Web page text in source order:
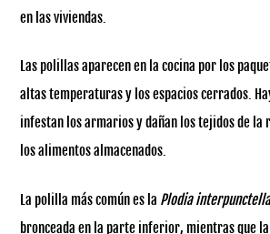
en las viviendas.
Las polillas aparecen en la cocina por los
altas temperaturas y los espacios cerrados.
infestan los armarios y dañan los tejidos de la
los alimentos almacenados.
La polilla más común es la Plodia
bronceada en la parte inferior, mientras que